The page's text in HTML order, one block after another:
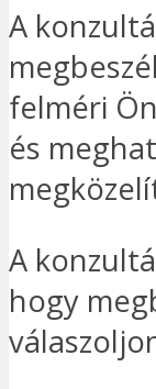
A
felméri
és
A
hogy